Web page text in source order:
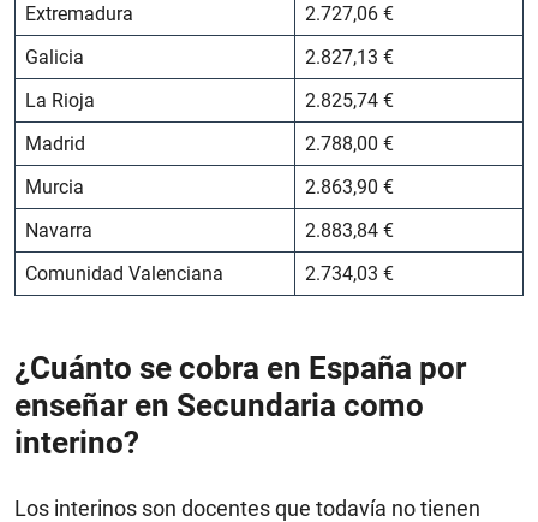
Extremadura
2.727,06 €
Galicia
2.827,13 €
La Rioja
2.825,74 €
Madrid
2.788,00 €
Murcia
2.863,90 €
Navarra
2.883,84 €
Comunidad Valenciana
2.734,03 €
¿Cuánto se cobra en España por
enseñar en Secundaria como
interino?
Los interinos son docentes que todavía no tienen